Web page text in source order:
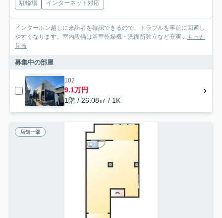
駐輪場 インターネット対応
インターホン越しに来訪者を確認できるので、トラブルを事前に回避し
やすくなります。室内設備は浴室乾燥機・洗面所独立など充実... もっと
見る
募集中の部屋
102
9.1万円
1階 / 26.08㎡ / 1K
店舗一部